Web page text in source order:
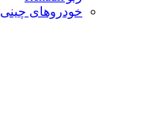
خودروهای چینی